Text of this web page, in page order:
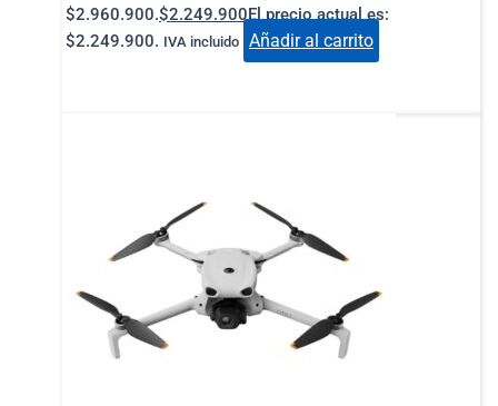
$2.960.900.$2.249.900El precio actual es:
$2.249.900. IVA incluido Añadir al carrito